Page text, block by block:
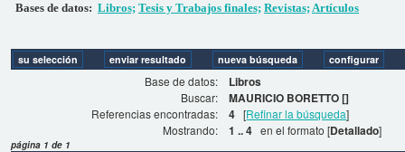
Bases de datos: Libros; Tesis y Trabajos finales; Revistas;Artículos
Base de datos: Libros
Buscar: MAURICIO BORETTO []
Referencias encontradas: 4 [Refinar la búsqueda]
Mostrando:
1 .. 4 en el formato [Detallado]
página 1 de 1